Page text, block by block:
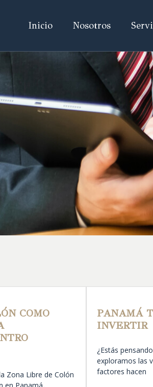
Inicio Nosotros
COMO
Zona Libre de Colón
PANAMÁ
INVERTIR
¿Estás
exploramos las
factores hacen